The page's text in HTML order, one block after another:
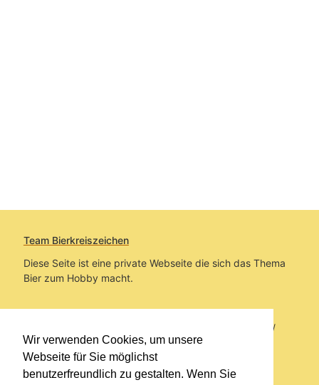
Wir verwenden Cookies, um unsere
Webseite für Sie möglichst
benutzerfreundlich zu gestalten. Wenn Sie
Team Bierkreiszeichen
Diese Seite ist eine private Webseite die sich das Thema
Bier zum Hobby macht.
Sie befinden sich auf https://www.bierkreiszeichen.at/
im Pfad:Bierkreiszeichen/Gesammelte Biere
Erstellt: 2026-08-09